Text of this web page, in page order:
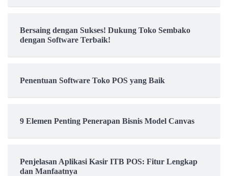
Bersaing dengan Sukses! Dukung Toko Sembako
dengan Software Terbaik!
Penentuan Software Toko POS yang Baik
9 Elemen Penting Penerapan Bisnis Model Canvas
Penjelasan Aplikasi Kasir ITB POS: Fitur Lengkap
dan Manfaatnya